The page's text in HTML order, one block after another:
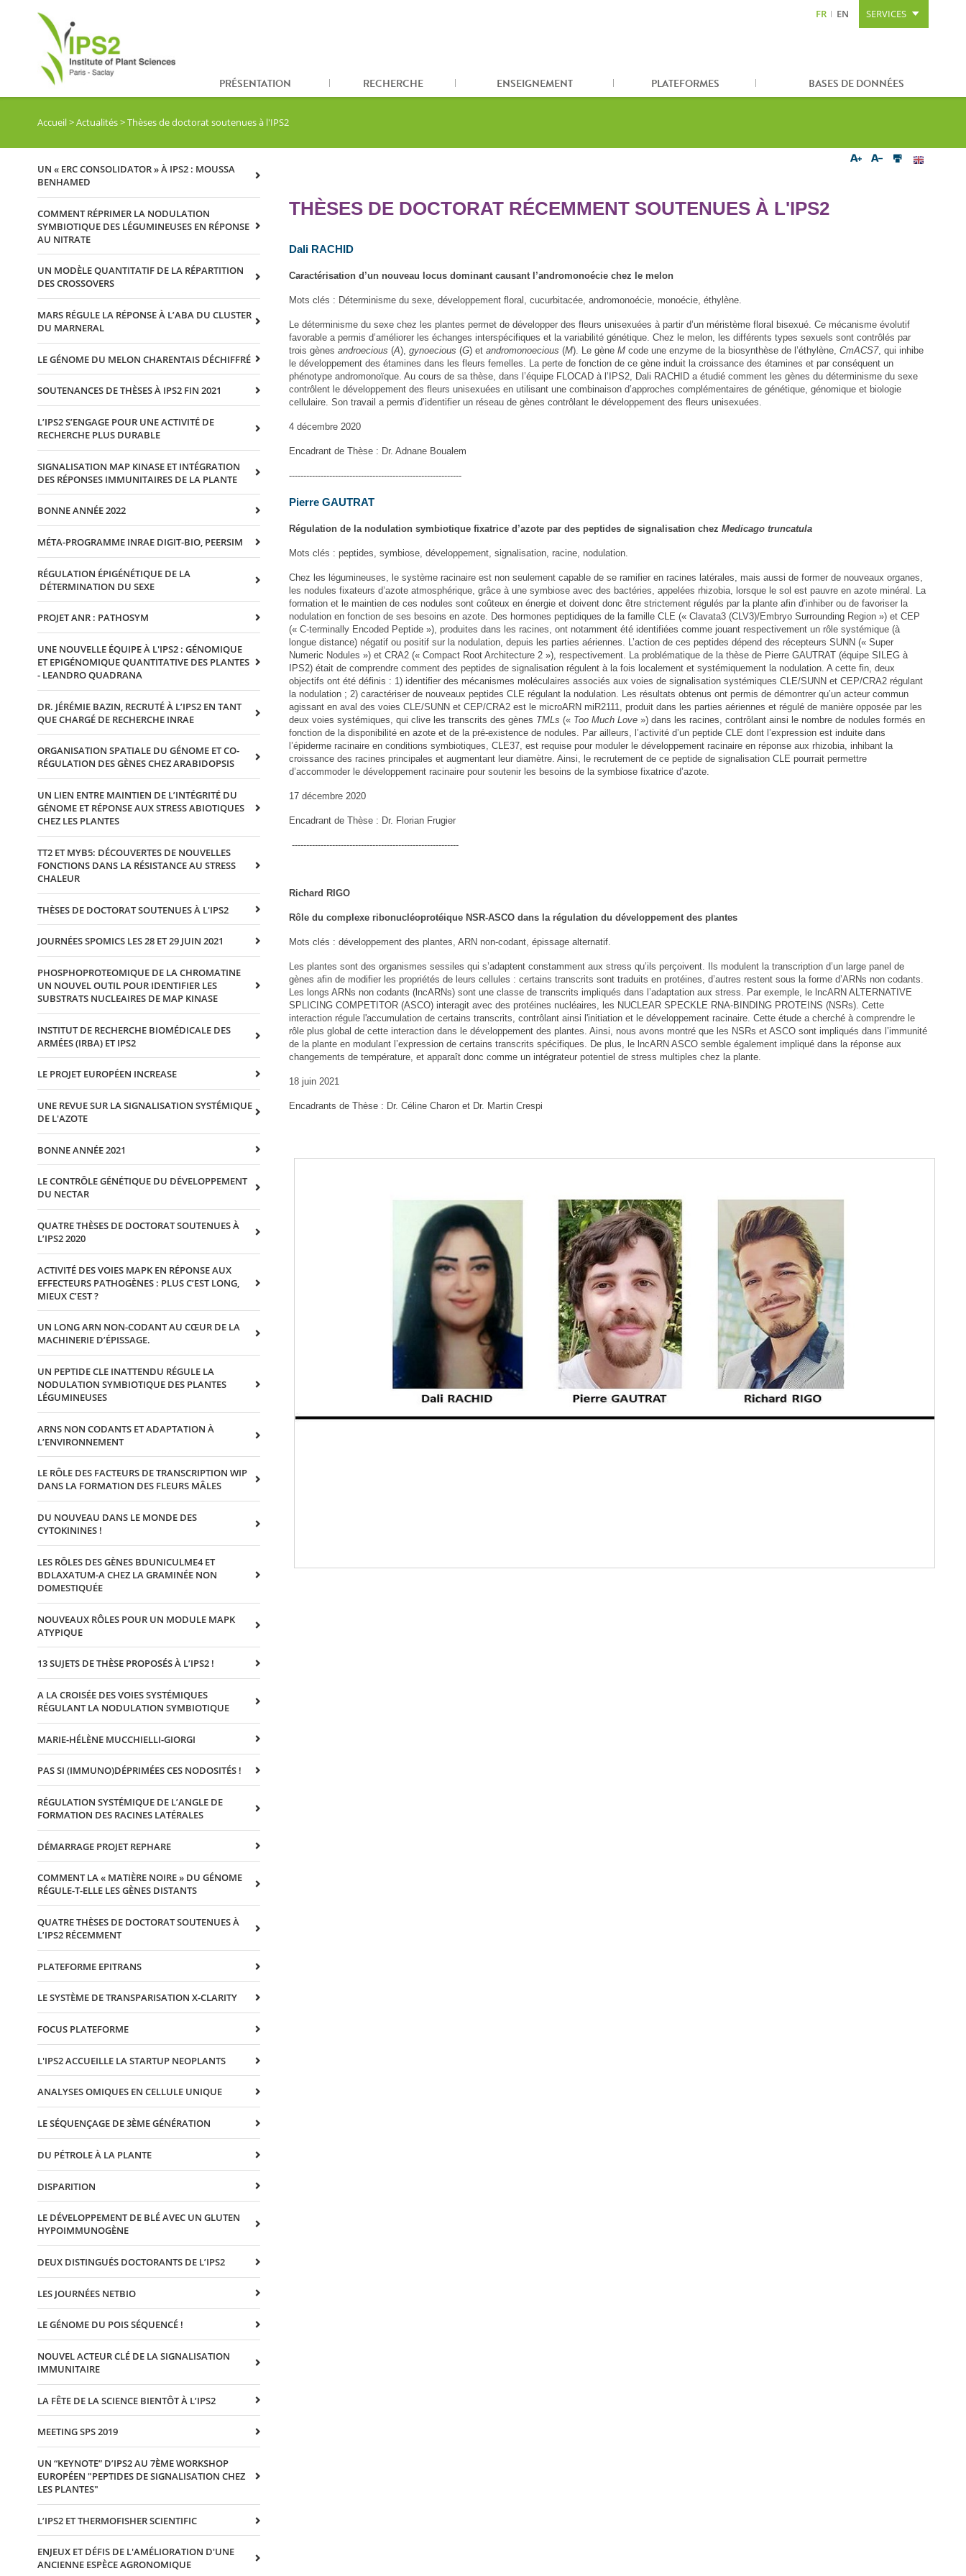
Aller à la recherche Plan du site
FR EN SERVICES
PRÉSENTATION RECHERCHE ENSEIGNEMENT PLATEFORMES BASES DE DONNÉES
Accueil>Actualités>Thèses de doctorat soutenues à l'IPS2
THÈSES DE DOCTORAT RÉCEMMENT SOUTENUES À L'IPS2
Dali RACHID
Caractérisation d’un nouveau locus dominant causant l’andromonoécie chez le melon
Mots clés : Déterminisme du sexe, développement floral, cucurbitacée, andromonoécie, monoécie, éthylène.
Le déterminisme du sexe chez les plantes permet de développer des fleurs unisexuées à partir d’un méristème floral bisexué. Ce mécanisme évolutif
favorable a permis d’améliorer les échanges interspécifiques et la variabilité génétique. Chez le melon, les différents types sexuels sont contrôlés par
trois gènes androecious (A), gynoecious (G) et andromonoecious (M). Le gène M code une enzyme de la biosynthèse de l’éthylène, CmACS7, qui inhibe
le développement des étamines dans les fleurs femelles. La perte de fonction de ce gène induit la croissance des étamines et par conséquent un
phénotype andromonoïque. Au cours de sa thèse, dans l’équipe FLOCAD à l’IPS2, Dali RACHID a étudié comment les gènes du déterminisme du sexe
contrôlent le développement des fleurs unisexuées en utilisant une combinaison d’approches complémentaires de génétique, génomique et biologie
cellulaire. Son travail a permis d’identifier un réseau de gènes contrôlant le développement des fleurs unisexuées.
4 décembre 2020
Encadrant de Thèse : Dr. Adnane Boualem
------------------------------------------------------------
Pierre GAUTRAT
Régulation de la nodulation symbiotique fixatrice d’azote par des peptides de signalisation chez Medicago truncatula
Mots clés : peptides, symbiose, développement, signalisation, racine, nodulation.
Chez les légumineuses, le système racinaire est non seulement capable de se ramifier en racines latérales, mais aussi de former de nouveaux organes,
les nodules fixateurs d’azote atmosphérique, grâce à une symbiose avec des bactéries, appelées rhizobia, lorsque le sol est pauvre en azote minéral. La
formation et le maintien de ces nodules sont coûteux en énergie et doivent donc être strictement régulés par la plante afin d’inhiber ou de favoriser la
nodulation en fonction de ses besoins en azote. Des hormones peptidiques de la famille CLE (« Clavata3 (CLV3)/Embryo Surrounding Region ») et CEP
(« C-terminally Encoded Peptide »), produites dans les racines, ont notamment été identifiées comme jouant respectivement un rôle systémique (à
longue distance) négatif ou positif sur la nodulation, depuis les parties aériennes. L’action de ces peptides dépend des récepteurs SUNN (« Super
Numeric Nodules ») et CRA2 (« Compact Root Architecture 2 »), respectivement. La problématique de la thèse de Pierre GAUTRAT (équipe SILEG à
IPS2) était de comprendre comment des peptides de signalisation régulent à la fois localement et systémiquement la nodulation. A cette fin, deux
objectifs ont été définis : 1) identifier des mécanismes moléculaires associés aux voies de signalisation systémiques CLE/SUNN et CEP/CRA2 régulant
la nodulation ; 2) caractériser de nouveaux peptides CLE régulant la nodulation. Les résultats obtenus ont permis de démontrer qu’un acteur commun
agissant en aval des voies CLE/SUNN et CEP/CRA2 est le microARN miR2111, produit dans les parties aériennes et régulé de manière opposée par les
deux voies systémiques, qui clive les transcrits des gènes TMLs (« Too Much Love ») dans les racines, contrôlant ainsi le nombre de nodules formés en
fonction de la disponibilité en azote et de la pré-existence de nodules. Par ailleurs, l’activité d’un peptide CLE dont l’expression est induite dans
l’épiderme racinaire en conditions symbiotiques, CLE37, est requise pour moduler le développement racinaire en réponse aux rhizobia, inhibant la
croissance des racines principales et augmentant leur diamètre. Ainsi, le recrutement de ce peptide de signalisation CLE pourrait permettre
d’accommoder le développement racinaire pour soutenir les besoins de la symbiose fixatrice d’azote.
17 décembre 2020
Encadrant de Thèse : Dr. Florian Frugier
----------------------------------------------------------
Richard RIGO
Rôle du complexe ribonucléoprotéique NSR-ASCO dans la régulation du développement des plantes
Mots clés : développement des plantes, ARN non-codant, épissage alternatif.
Les plantes sont des organismes sessiles qui s’adaptent constamment aux stress qu’ils perçoivent. Ils modulent la transcription d’un large panel de
gènes afin de modifier les propriétés de leurs cellules : certains transcrits sont traduits en protéines, d’autres restent sous la forme d’ARNs non codants.
Les longs ARNs non codants (lncARNs) sont une classe de transcrits impliqués dans l’adaptation aux stress. Par exemple, le lncARN ALTERNATIVE
SPLICING COMPETITOR (ASCO) interagit avec des protéines nucléaires, les NUCLEAR SPECKLE RNA-BINDING PROTEINS (NSRs). Cette
interaction régule l'accumulation de certains transcrits, contrôlant ainsi l'initiation et le développement racinaire. Cette étude a cherché à comprendre le
rôle plus global de cette interaction dans le développement des plantes. Ainsi, nous avons montré que les NSRs et ASCO sont impliqués dans l’immunité
de la plante en modulant l’expression de certains transcrits spécifiques. De plus, le lncARN ASCO semble également impliqué dans la réponse aux
changements de température, et apparaît donc comme un intégrateur potentiel de stress multiples chez la plante.
18 juin 2021
Encadrants de Thèse : Dr. Céline Charon et Dr. Martin Crespi
UN « ERC CONSOLIDATOR » À IPS2 : MOUSSA
BENHAMED
COMMENT RÉPRIMER LA NODULATION
SYMBIOTIQUE DES LÉGUMINEUSES EN RÉPONSE
AU NITRATE
UN MODÈLE QUANTITATIF DE LA RÉPARTITION
DES CROSSOVERS
MARS RÉGULE LA RÉPONSE À L’ABA DU CLUSTER
DU MARNERAL
LE GÉNOME DU MELON CHARENTAIS DÉCHIFFRÉ
SOUTENANCES DE THÈSES À IPS2 FIN 2021
L’IPS2 S’ENGAGE POUR UNE ACTIVITÉ DE
RECHERCHE PLUS DURABLE
SIGNALISATION MAP KINASE ET INTÉGRATION
DES RÉPONSES IMMUNITAIRES DE LA PLANTE
BONNE ANNÉE 2022
MÉTA-PROGRAMME INRAE DIGIT-BIO, PEERSIM
RÉGULATION ÉPIGÉNÉTIQUE DE LA
DÉTERMINATION DU SEXE
PROJET ANR : PATHOSYM
UNE NOUVELLE ÉQUIPE À L'IPS2 : GÉNOMIQUE
ET EPIGÉNOMIQUE QUANTITATIVE DES PLANTES
- LEANDRO QUADRANA
DR. JÉRÉMIE BAZIN, RECRUTÉ À L’IPS2 EN TANT
QUE CHARGÉ DE RECHERCHE INRAE
ORGANISATION SPATIALE DU GÉNOME ET CO-
RÉGULATION DES GÈNES CHEZ ARABIDOPSIS
UN LIEN ENTRE MAINTIEN DE L’INTÉGRITÉ DU
GÉNOME ET RÉPONSE AUX STRESS ABIOTIQUES
CHEZ LES PLANTES
TT2 ET MYB5: DÉCOUVERTES DE NOUVELLES
FONCTIONS DANS LA RÉSISTANCE AU STRESS
CHALEUR
THÈSES DE DOCTORAT SOUTENUES À L'IPS2
JOURNÉES SPOMICS LES 28 ET 29 JUIN 2021
PHOSPHOPROTEOMIQUE DE LA CHROMATINE
UN NOUVEL OUTIL POUR IDENTIFIER LES
SUBSTRATS NUCLEAIRES DE MAP KINASE
INSTITUT DE RECHERCHE BIOMÉDICALE DES
ARMÉES (IRBA) ET IPS2
LE PROJET EUROPÉEN INCREASE
UNE REVUE SUR LA SIGNALISATION SYSTÉMIQUE
DE L'AZOTE
BONNE ANNÉE 2021
LE CONTRÔLE GÉNÉTIQUE DU DÉVELOPPEMENT
DU NECTAR
QUATRE THÈSES DE DOCTORAT SOUTENUES À
L’IPS2 2020
ACTIVITÉ DES VOIES MAPK EN RÉPONSE AUX
EFFECTEURS PATHOGÈNES : PLUS C’EST LONG,
MIEUX C’EST ?
UN LONG ARN NON-CODANT AU CŒUR DE LA
MACHINERIE D’ÉPISSAGE.
UN PEPTIDE CLE INATTENDU RÉGULE LA
NODULATION SYMBIOTIQUE DES PLANTES
LÉGUMINEUSES
ARNS NON CODANTS ET ADAPTATION À
L’ENVIRONNEMENT
LE RÔLE DES FACTEURS DE TRANSCRIPTION WIP
DANS LA FORMATION DES FLEURS MÂLES
DU NOUVEAU DANS LE MONDE DES
CYTOKININES !
LES RÔLES DES GÈNES BDUNICULME4 ET
BDLAXATUM-A CHEZ LA GRAMINÉE NON
DOMESTIQUÉE
NOUVEAUX RÔLES POUR UN MODULE MAPK
ATYPIQUE
13 SUJETS DE THÈSE PROPOSÉS À L’IPS2 !
A LA CROISÉE DES VOIES SYSTÉMIQUES
RÉGULANT LA NODULATION SYMBIOTIQUE
MARIE-HÉLÈNE MUCCHIELLI-GIORGI
PAS SI (IMMUNO)DÉPRIMÉES CES NODOSITÉS !
RÉGULATION SYSTÉMIQUE DE L’ANGLE DE
FORMATION DES RACINES LATÉRALES
DÉMARRAGE PROJET REPHARE
COMMENT LA « MATIÈRE NOIRE » DU GÉNOME
RÉGULE-T-ELLE LES GÈNES DISTANTS
QUATRE THÈSES DE DOCTORAT SOUTENUES À
L’IPS2 RÉCEMMENT
PLATEFORME EPITRANS
LE SYSTÈME DE TRANSPARISATION X-CLARITY
FOCUS PLATEFORME
L'IPS2 ACCUEILLE LA STARTUP NEOPLANTS
ANALYSES OMIQUES EN CELLULE UNIQUE
LE SÉQUENÇAGE DE 3ÈME GÉNÉRATION
DU PÉTROLE À LA PLANTE
DISPARITION
LE DÉVELOPPEMENT DE BLÉ AVEC UN GLUTEN
HYPOIMMUNOGÈNE
DEUX DISTINGUÉS DOCTORANTS DE L’IPS2
LES JOURNÉES NETBIO
LE GÉNOME DU POIS SÉQUENCÉ !
NOUVEL ACTEUR CLÉ DE LA SIGNALISATION
IMMUNITAIRE
LA FÊTE DE LA SCIENCE BIENTÔT À L’IPS2
MEETING SPS 2019
UN “KEYNOTE” D’IPS2 AU 7ÈME WORKSHOP
EUROPÉEN "PEPTIDES DE SIGNALISATION CHEZ
LES PLANTES"
L’IPS2 ET THERMOFISHER SCIENTIFIC
ENJEUX ET DÉFIS DE L'AMÉLIORATION D'UNE
ANCIENNE ESPÈCE AGRONOMIQUE